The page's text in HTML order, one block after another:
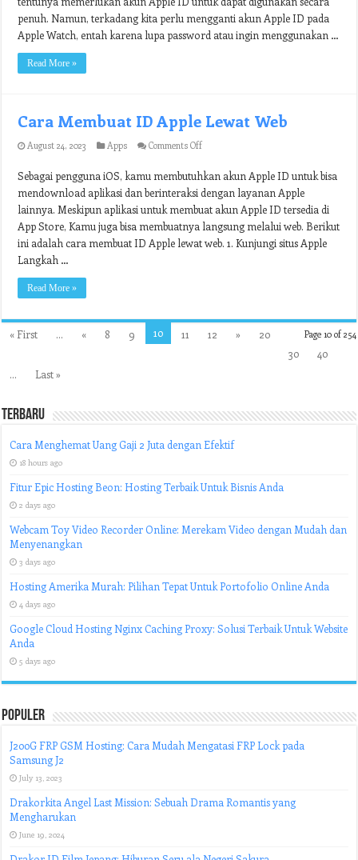
Watch
penuh. Namun, terkadang kita perlu mengganti akun Apple ID pada
Apple Watch, entah karena lupa password atau ingin menggunakan …
Read More »
Cara Membuat ID Apple Lewat Web
August 24, 2023 Apps Comments Offon
Membuat
ID
Apple
Lewat
Web
Sebagai pengguna iOS, kamu membutuhkan akun Apple ID untuk bisa
mendownload aplikasi dan berinteraksi dengan layanan Apple
lainnya. Meskipun aplikasi untuk membuat akun Apple ID tersedia di
App Store, Kamu juga bisa membuatnya langsung melalui web. Berikut
ini adalah cara membuat ID Apple lewat web. 1. Kunjungi situs Apple
Langkah …
Read More »
Page 10 of 254
« First ... « 8 9 10 11 12 »
20
30
40
...
Last »
Terbaru
Cara Menghemat Uang Gaji 2 Juta dengan Efektif
18 hours ago
Fitur Epic Hosting Beon: Hosting Terbaik Untuk Bisnis Anda
2 days ago
Webcam Toy Video Recorder Online: Merekam Video dengan Mudah dan
Menyenangkan
3 days ago
Hosting Amerika Murah: Pilihan Tepat Untuk Portofolio Online Anda
4 days ago
Google Cloud Hosting Nginx Caching Proxy: Solusi Terbaik Untuk Website
Anda
5 days ago
Populer
J200G FRP GSM Hosting: Cara Mudah Mengatasi FRP Lock pada
Samsung J2
July 13, 2023
Drakorkita Angel Last Mission: Sebuah Drama Romantis yang
Mengharukan
June 19, 2024